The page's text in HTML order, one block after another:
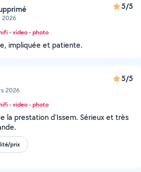
2026
5/5
- video - photo
impliquée et patiente.
2026
5/5
- video - photo
la prestation d'Issem. Sérieux et très
prix